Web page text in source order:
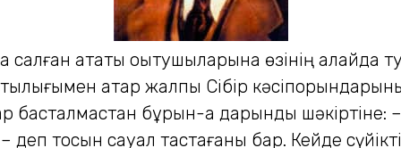
қарсы алғандай көрінді. Ауа райының әсері солай болды ма, әлде жолай ұшырасқан қала тұрғындарының қас-қабағы жылы ұшырады ма, әйтеуір, бір ерекше шуақты аңдағандай... Үкімет үйін тез тапқан. Мән-жаймен танысқан ондағы білікті азаматтар Қанышқа көп ойланбастан-ақ өндіріс саласындағы лауазымды қызметтердің бірін ұсынды. Бірақ жас жігіт биік кеңседегі жайлы орынтақтан бас тартып еді. Бұл әрекетін айлығы да, шайлығы да тәуір... Және орталықтан қолма-қол кең пәтер аласың деп үміттендірген биліктегі ағаларын қатты таңырқатып, алдымен әдейі оқуын түгескен кәсібімді игергенім жөн ғой деп түсіндірген-ді. Жылы жерден қашып... Иен дала, құла түзге кен іздеуге кетем деп құлшынып тұрған жас инженерді кім ұстасын, ақыры Қазақтың Орталық Халық Шаруашылығы Кеңесі (КазЦСНХ) ойласа келе оны Атбасар түсті металдар тресіне жолдауды ұйғарды. Ыстық-суығы басылмаған кешегі студенттің алған бетінен қайтатын түрі көрінбейді... О тұста трест мекемесінің басқармасы Мәскеуде болатын. Қаныш енді көп бөгелмей құстай ұшып келіп, Одақ орталығына аттанатын пойыздардың біріне билет алу үшін кезекке тұрды. Дәл сол күні, ерегіскендей, ығы-жығы вокзалда Ресей бағытына сапар шегушіге ынтыққан жүргіншілер де қаптап кетіпті. Теміржол ғимаратында иінтірескен жолаушының көптігі сонша, ине шаншыр орын жоқ. Таңертеңнен кешке дейін табанынан тозып жүріп бір билетке зорға іліккен-ді. Расында да, жаны сүйген ісіне тезірек кірісуге құмартқан адамға мұндай кедергілер... Тіпті, сонау Томскіден осында... Бұдан енді Орынбор... Самара арқылы алып құрылықты олай бір-бұлай бір, ойқастата кесіп баруға мәжбүр ететін азапты жолдың алыстығы да ешбір бөгет жасай алмайды екен. Онда Қаныш оқу бітірерден бір жыл ғана бұрын КСРО Еңбек және Қорғаныс Кеңесінің арнайы қаулысы бойынша құрылған Атбасар түсті металдар тресі Спасск және Қарсақпай комбинаттарын қамти-тын. Спасскіге Қарағанды көмір бассейні, Өспен мыс мыс руднигі және Спасск мыс қорыту зауыты қараса, Қарсақпай комбинатының құрамына енді ғана салынып жатқан сондағы мыс қорыту зауыты мен Байқоңыр көмір шахталары, Жезқазған мыс кеніштері және Қорғасын кен орны кіретін-ді. Трест басшыларына Қаныштың ойы да... бойы да ұнады. «Жер бетінде жайсаң жандар аз емес» деп әлдебір әнде шырқалатынындай, мұнда да жақсы адамдар... және өз ісінің хас шеберлері жеткілікті екен. Әдетте ондай кісілер әділ де, қайырымды келеді. Міне, осылар жас маманның дарыны мен қарымын бірден байқап, лайықты бағалаған. Осылайша жас Қаныш Сәтбаев бірден сонау ауқымды аумақтағы геологиялық бөлімнің бастығы болып тағайындалды. Бұған қоса сондағы барлық барлау қызметі осы жігітке сеніп тапсырылды. Сенім дегеннің құдіреті айтпаса да түсінікті ғой. Өндіріс жетекшілерінің ықыласы кеше ғана оқу орны аудиториясынан шыққан талапты жігітті қатты шаттандырған. Осылайша «айы оңынан, күні солынан туып», Мәскеуден қанаттанып қайтқан жас геолог бірден Қарсақпайды бағытқа алған-ды. Шынында, бұл да айтуға ғана жеңіл сапар еді... Жаңадан салынып жатқан Қарсақпай зауытына ең жақын нүкте – Жосалы стансасынан сол анау межелі жеріңізге дейінгі аралық 420-430 шақырым! Түсесіз де, төтесінен тартасыз. Ат кездессе атпен... Көбінесе түйемен. Сөйтіп Бетпақдала тұсынан үздіксіз соққан аптап жел өтіндегі шетсіз жатаған шоқылардың боз бетегесі мен тырсығын, ақ сораңы мен көкпегін кешіп, кейде құмдауыт алқаптың етекті жыртатын түп қарағаны мен тобылғысын, сарсазанын айнала, сай-саймен ирелеңдете салып отырып, әрине, ит-құс пен шөлден аман болып, итіңдеп жүре берсеңіз он түн, он күн шамасында жетіп те қаласыз. Жолшыбай араға жетпіс-сексен шақырым салған сайын шашырай орналасқан жеркепе жайлар ұшырасып қалады. Ондағы тұрмысы жүдеу тұрғындардың алдыңыздан күтіп алып, аузыңызға қымыз-сусынын тоса қоюы да екіталай. Ал өздігіңізден жан шақыруға қам жасап,